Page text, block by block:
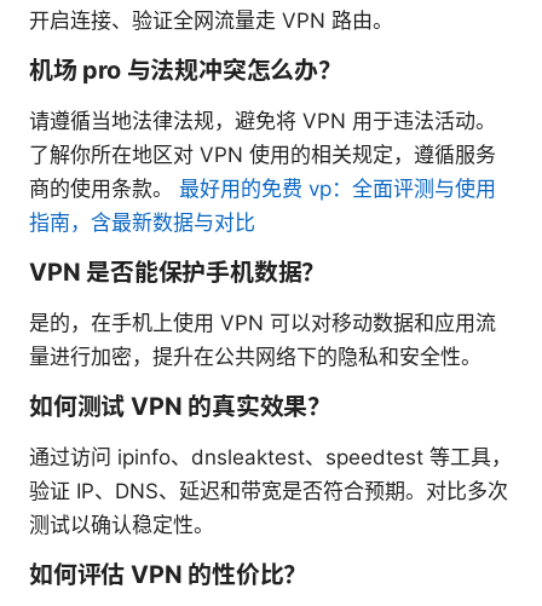
开启连接、验证全网流量走 VPN 路由。
机场 pro 与法规冲突怎么办？
请遵循当地法律法规，避免将 VPN 用于违法活动。
了解你所在地区对 VPN 使用的相关规定，遵循服务
商的使用条款。 最好用的免费 vp：全面评测与使用
指南，含最新数据与对比
VPN 是否能保护手机数据？
是的，在手机上使用 VPN 可以对移动数据和应用流
量进行加密，提升在公共网络下的隐私和安全性。
如何测试 VPN 的真实效果？
通过访问 ipinfo、dnsleaktest、speedtest 等工具，
验证 IP、DNS、延迟和带宽是否符合预期。对比多次
测试以确认稳定性。
如何评估 VPN 的性价比？